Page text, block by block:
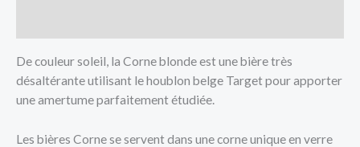
De couleur soleil, la Corne blonde est une bière très
désaltérante utilisant le houblon belge Target pour apporter
une amertume parfaitement étudiée.
Les bières Corne se servent dans une corne unique en verre